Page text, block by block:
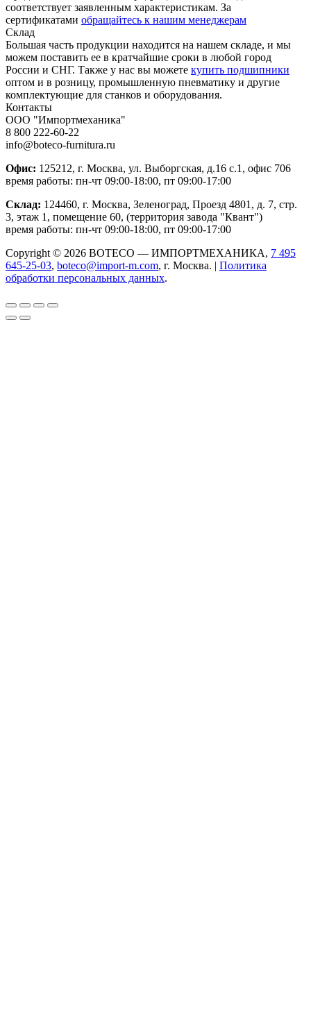
соответствует заявленным характеристикам. За
сертификатами обращайтесь к нашим менеджерам
Склад
Большая часть продукции находится на нашем складе, и мы
можем поставить ее в кратчайшие сроки в любой город
России и СНГ. Также у нас вы можете купить подшипники
оптом и в розницу, промышленную пневматику и другие
комплектующие для станков и оборудования.
Контакты
ООО "Импортмеханика"
8 800 222-60-22
info@boteco-furnitura.ru
Офис: 125212, г. Москва, ул. Выборгская, д.16 с.1, офис 706
время работы: пн-чт 09:00-18:00, пт 09:00-17:00
Склад: 124460, г. Москва, Зеленоград, Проезд 4801, д. 7, стр.
3, этаж 1, помещение 60, (территория завода "Квант")
время работы: пн-чт 09:00-18:00, пт 09:00-17:00
Copyright © 2026 BOTECO — ИМПОРТМЕХАНИКА, 7 495
645-25-03, boteco@import-m.com, г. Москва. | Политика
обработки персональных данных.